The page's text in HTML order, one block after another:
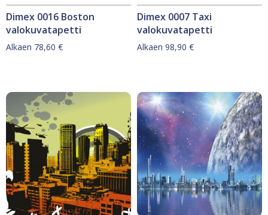
Dimex 0016 Boston
valokuvatapetti
Alkaen 78,60 €
on
useampi
muunnelma.
Voit
tehdä
valinnat
tuotteen
sivulla.
Dimex 0007 Taxi
valokuvatapetti
Alkaen 98,90 €
on
useampi
muunnelma.
Voit
tehdä
valinnat
tuotteen
sivulla.